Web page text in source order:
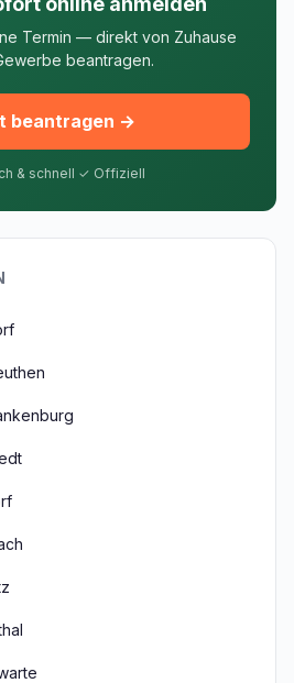
Termin — direkt von Zuhause
beantragen.
beantragen →
& schnell ✓ Offiziell